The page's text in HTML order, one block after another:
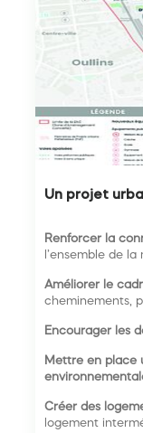
Un projet
Renforcer la
l’ensemble de
Améliorer le
cheminements,
Encourager les
Mettre en place
Créer des
logement